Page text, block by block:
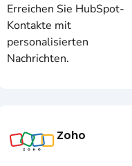
Erreichen Sie HubSpot-
Kontakte mit
personalisierten
Nachrichten.
Zoho